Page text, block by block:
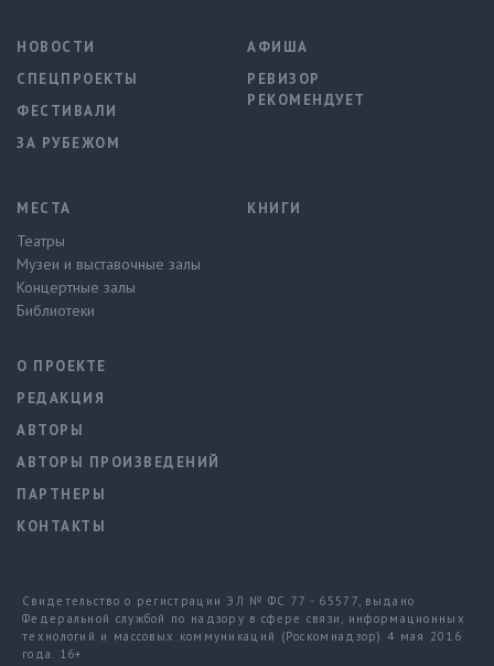
НОВОСТИ
СПЕЦПРОЕКТЫ
ФЕСТИВАЛИ
ЗА РУБЕЖОМ
АФИША
РЕВИЗОР
РЕКОМЕНДУЕТ
МЕСТА
Театры
Музеи и выставочные залы
Концертные залы
Библиотеки
КНИГИ
О ПРОЕКТЕ
РЕДАКЦИЯ
АВТОРЫ
АВТОРЫ ПРОИЗВЕДЕНИЙ
ПАРТНЕРЫ
КОНТАКТЫ
Свидетельство о регистрации ЭЛ № ФС 77 - 65577, выдано
Федеральной службой по надзору в сфере связи, информационных
технологий и массовых коммуникаций (Роскомнадзор) 4 мая 2016
года. 16+